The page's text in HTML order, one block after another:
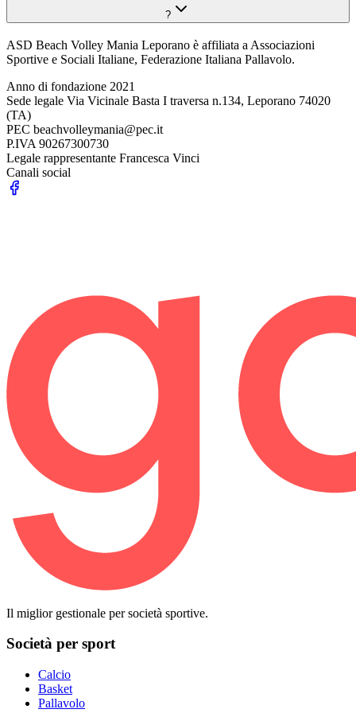
?
ASD Beach Volley Mania Leporano è affiliata a Associazioni
Sportive e Sociali Italiane, Federazione Italiana Pallavolo.
Anno di fondazione 2021
Sede legale Via Vicinale Basta I traversa n.134, Leporano 74020
(TA)
PEC beachvolleymania@pec.it
P.IVA 90267300730
Legale rappresentante Francesca Vinci
Canali social
Il miglior gestionale per società sportive.
Società per sport
Calcio
Basket
Pallavolo